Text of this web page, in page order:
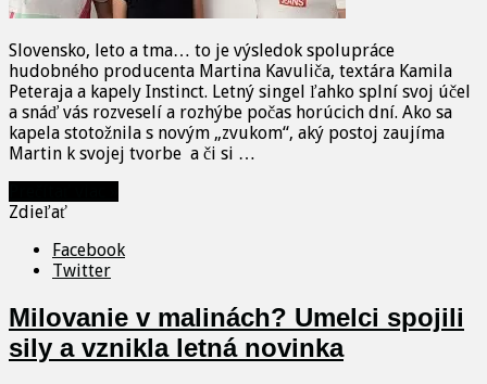
Slovensko, leto a tma… to je výsledok spolupráce
hudobného producenta Martina Kavuliča, textára Kamila
Peteraja a kapely Instinct. Letný singel ľahko splní svoj účel
a snáď vás rozveselí a rozhýbe počas horúcich dní. Ako sa
kapela stotožnila s novým „zvukom“, aký postoj zaujíma
Martin k svojej tvorbe a či si …
Zdieľať
Facebook
Twitter
Milovanie v malinách? Umelci spojili
sily a vznikla letná novinka